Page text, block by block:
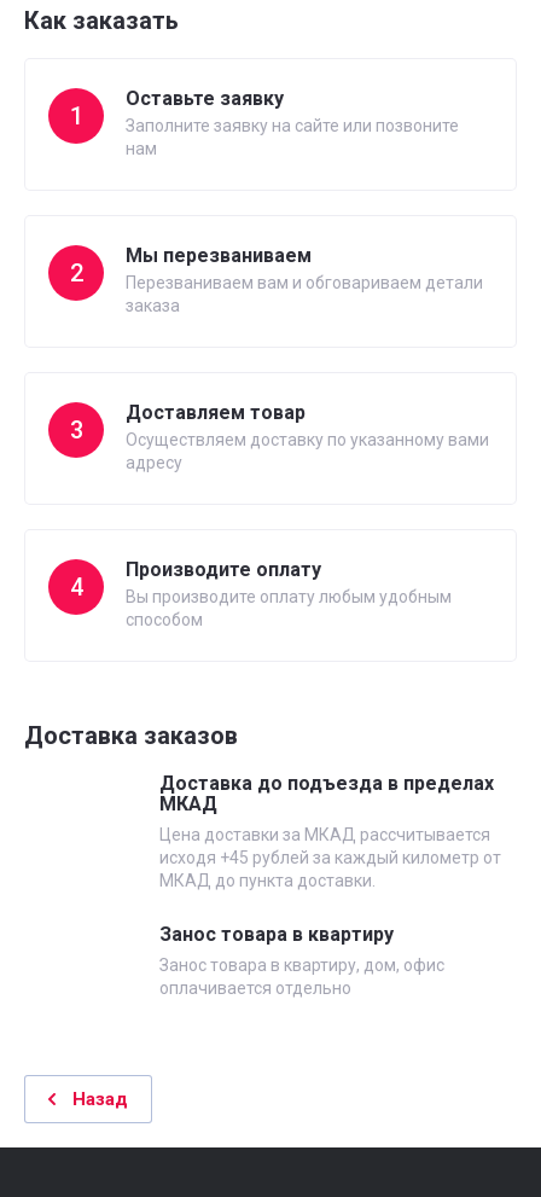
Как заказать
1
Оставьте заявку
Заполните заявку на сайте или позвоните
нам
2
Мы перезваниваем
Перезваниваем вам и обговариваем детали
заказа
3
Доставляем товар
Осуществляем доставку по указанному вами
адресу
4
Производите оплату
Вы производите оплату любым удобным
способом
Доставка заказов
Доставка до подъезда в пределах
МКАД
Цена доставки за МКАД рассчитывается
исходя +45 рублей за каждый километр от
МКАД до пункта доставки.
Занос товара в квартиру
Занос товара в квартиру, дом, офис
оплачивается отдельно
Назад